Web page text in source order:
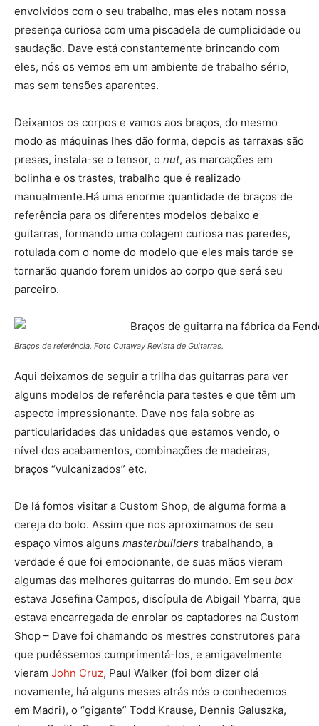
envolvidos com o seu trabalho, mas eles notam nossa
presença curiosa com uma piscadela de cumplicidade ou
saudação. Dave está constantemente brincando com
eles, nós os vemos em um ambiente de trabalho sério,
mas sem tensões aparentes.
Deixamos os corpos e vamos aos braços, do mesmo
modo as máquinas lhes dão forma, depois as tarraxas são
presas, instala-se o tensor, o nut, as marcações em
bolinha e os trastes, trabalho que é realizado
manualmente.Há uma enorme quantidade de braços de
referência para os diferentes modelos debaixo e
guitarras, formando uma colagem curiosa nas paredes,
rotulada com o nome do modelo que eles mais tarde se
tornarão quando forem unidos ao corpo que será seu
parceiro.
Braços de referência. Foto Cutaway Revista de Guitarras.
Aqui deixamos de seguir a trilha das guitarras para ver
alguns modelos de referência para testes e que têm um
aspecto impressionante. Dave nos fala sobre as
particularidades das unidades que estamos vendo, o
nível dos acabamentos, combinações de madeiras,
braços “vulcanizados” etc.
De lá fomos visitar a Custom Shop, de alguma forma a
cereja do bolo. Assim que nos aproximamos de seu
espaço vimos alguns masterbuilders trabalhando, a
verdade é que foi emocionante, de suas mãos vieram
algumas das melhores guitarras do mundo. Em seu box
estava Josefina Campos, discípula de Abigail Ybarra, que
estava encarregada de enrolar os captadores na Custom
Shop – Dave foi chamando os mestres construtores para
que pudéssemos cumprimentá-los, e amigavelmente
vieram John Cruz, Paul Walker (foi bom dizer olá
novamente, há alguns meses atrás nós o conhecemos
em Madri), o “gigante” Todd Krause, Dennis Galuszka,